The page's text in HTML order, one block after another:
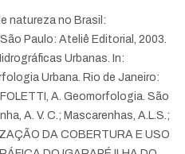
natureza no Brasil:
Paulo: Ateliê Editorial, 2003.
Urbanas. In:
Urbana. Rio de Janeiro:
A. Geomorfologia. São
A. V. C.; Mascarenhas, A.L.S.;
DA COBERTURA E USO